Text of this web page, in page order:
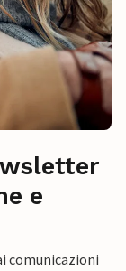
e
comunicazioni